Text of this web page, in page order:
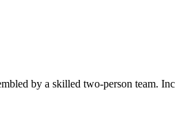
by a skilled two-person team.